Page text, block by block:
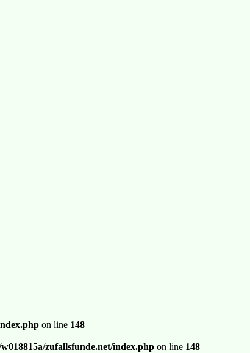
on line 148
zufallsfunde.net/index.php on line 148